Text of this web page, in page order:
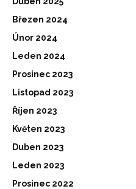
Březen 2024
Únor 2024
Leden 2024
Prosinec 2023
Listopad 2023
Říjen 2023
Květen 2023
Duben 2023
Leden 2023
Prosinec 2022